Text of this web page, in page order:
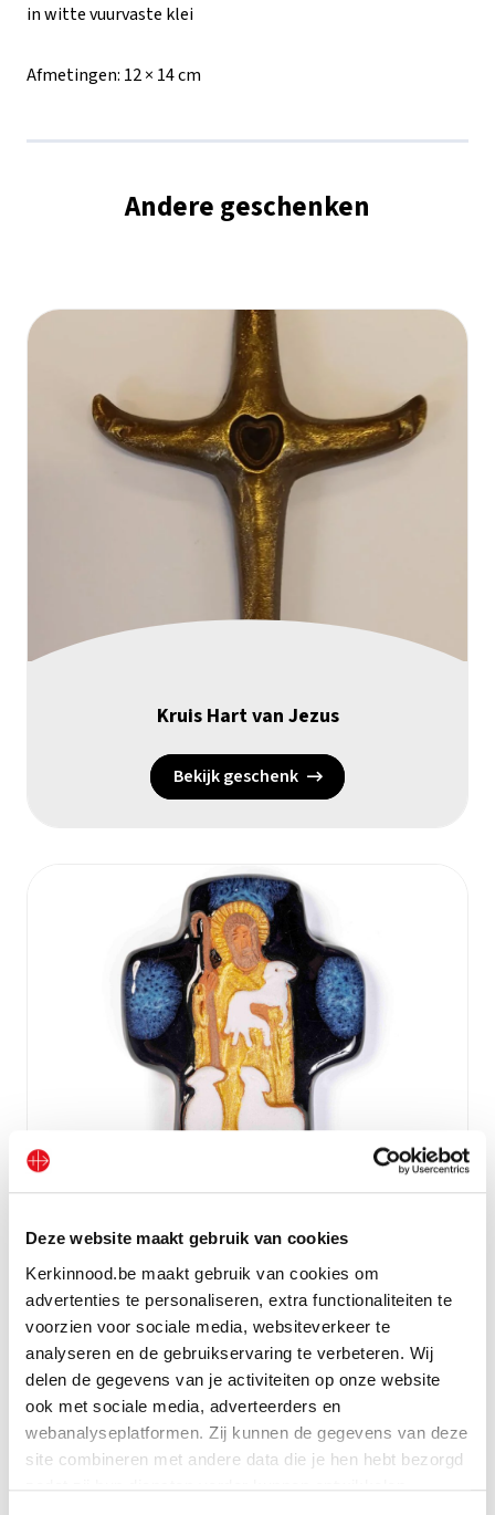
Deze website maakt gebruik van cookies
Kerkinnood.be maakt gebruik van cookies om
advertenties te personaliseren, extra functionaliteiten te
voorzien voor sociale media, websiteverkeer te
analyseren en de gebruikservaring te verbeteren. Wij
delen de gegevens van je activiteiten op onze website
ook met sociale media, adverteerders en
webanalyseplatformen. Zij kunnen de gegevens van deze
site combineren met andere data die je hen hebt bezorgd
in witte vuurvaste klei
Afmetingen: 12 × 14 cm
Andere geschenken
Kruis Hart van Jezus
Bekijk geschenk
Kruis Goede Herder
Bekijk geschenk